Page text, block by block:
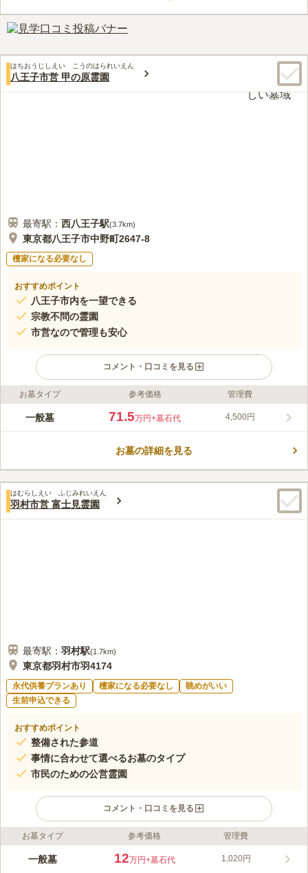
ど様々な希望に対応できるように施設、備品を備えてます。 ま
た売店もありますので、身軽にお参りに来ることができます。
口コミ評価
60代男性
霊園内には、葬儀・法要施設があり、売店では、生花、ロウソ
ク、線香等購入できる。高台に開発された霊園のため、徒歩周辺には食事
できる店はない。車で３分ほどの京王稲城駅周辺まで行くとOK。
口コミの続きを読む
はちおうじしえい こうのはられいえん
八王子市営 甲の原霊園
最寄駅： 西八王子駅(3.7km)
東京都八王子市中野町2647-8
檀家になる必要なし
おすすめポイント
八王子市内を一望できる
宗教不問の霊園
市営なので管理も安心
コメント・口コミを見る
ライフドット編集部のコメント
八王子市営 甲の原霊園は、八王子市が運営している霊園です。
あり、多くの学生が行き交う賑やかな環境でありながら、霊園内
口コミ評価
みんなの評価
30代男性
墓地の近くには特にお店がないので、必要なものがある場合は事
お墓タイプ 参考価格 管理費
一般墓 71.5万円+墓石代 4,500円
お墓の詳細を見る
はむらしえい ふじみれいえん
羽村市営 富士見霊園
最寄駅： 羽村駅(1.7km)
東京都羽村市羽4174
永代供養プランあり 檀家になる必要なし
眺めがいい
生前申込できる
おすすめポイント
整備された参道
事情に合わせて選べるお墓のタイプ
市民のための公営霊園
コメント・口コミを見る
ライフドット編集部のコメント
羽村市によって運営されている、羽村市民のためのバリアフリー
お墓タイプ 参考価格 管理費
一般墓 12万円+墓石代 1,020円